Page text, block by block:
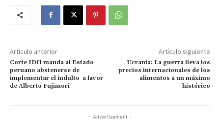
Artículo anterior
Corte IDH manda al Estado
peruano abstenerse de
implementar el indulto a favor
de Alberto Fujimori
Artículo siguiente
Ucrania: La guerra lleva los
precios internacionales de los
alimentos a un máximo
histórico
- Advertisement -